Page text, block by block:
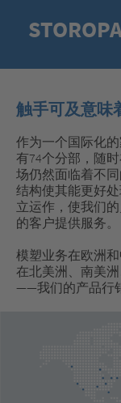
触手可及意味
作为一个国际化
有74个分部，随
场仍然面临着不
结构使其能更好
立运作，使我们
的客户提供服务。
模塑业务在欧洲
在北美洲、南美
——我们的产品行